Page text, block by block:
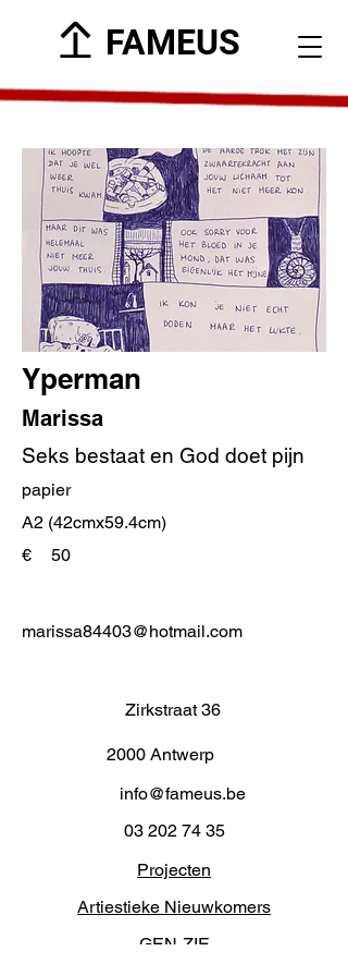
FAMEUS
Yperman
Marissa
Seks bestaat en God doet pijn
papier
A2 (42cmx59.4cm)
€
50
marissa84403@hotmail.com
Zirkstraat 36
2000 Antwerp
info@fameus.be
03 202 74 35
Projecten
Artiestieke Nieuwkomers
GEN-ZIE